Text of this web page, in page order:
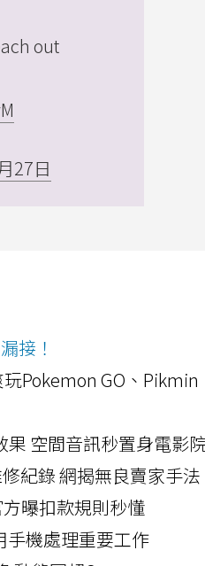
out
27日
接！
Pokemon GO、Pikmin
果 空間音訊秒置身電影
紀錄 網揭無良賣家手法
曝扣款規則秒懂
手機處理重要工作